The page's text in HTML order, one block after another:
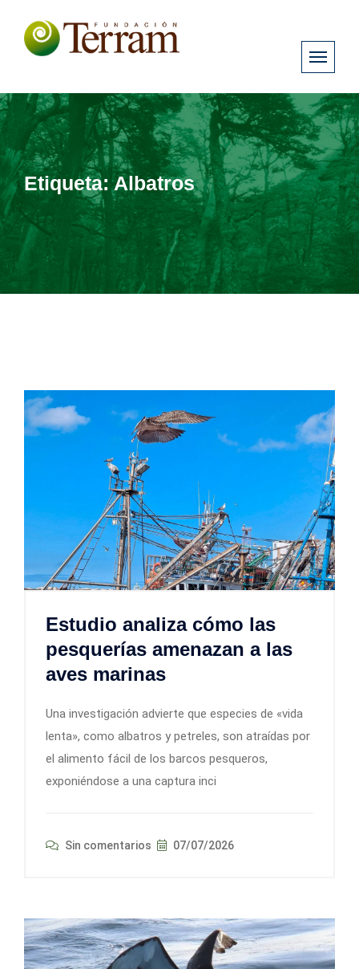
Etiqueta:Albatros
Estudio analiza cómo las
pesquerías amenazan a las
aves marinas
Una investigación advierte que especies de «vida
lenta», como albatros y petreles, son atraídas por
el alimento fácil de los barcos pesqueros,
exponiéndose a una captura inci
Sin comentarios 07/07/2026